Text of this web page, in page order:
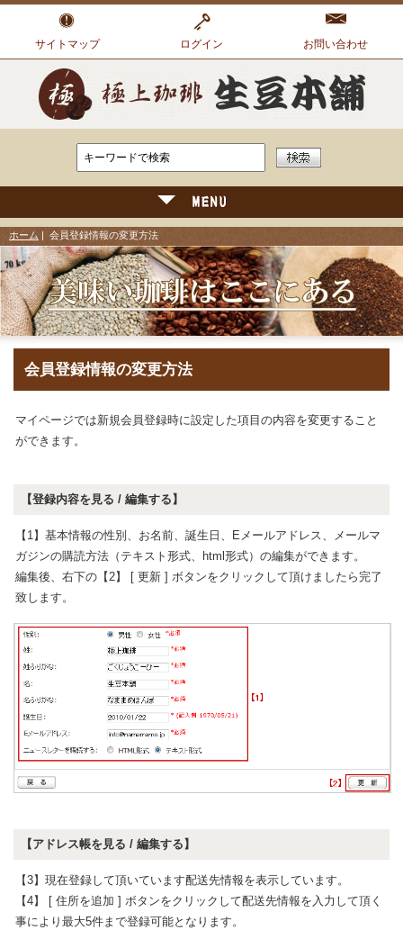
サイトマップ ログイン お問い合わせ
ホーム | 会員登録情報の変更方法
会員登録情報の変更方法
マイページでは新規会員登録時に設定した項目の内容を変更すること
ができます。
【登録内容を見る / 編集する】
【1】基本情報の性別、お名前、誕生日、Eメールアドレス、メールマ
ガジンの購読方法（テキスト形式、html形式）の編集ができます。
編集後、右下の【2】 [ 更新 ] ボタンをクリックして頂けましたら完了
致します。
【アドレス帳を見る / 編集する】
【3】現在登録して頂いています配送先情報を表示しています。
【4】 [ 住所を追加 ] ボタンをクリックして配送先情報を入力して頂く
事により最大5件まで登録可能となります。